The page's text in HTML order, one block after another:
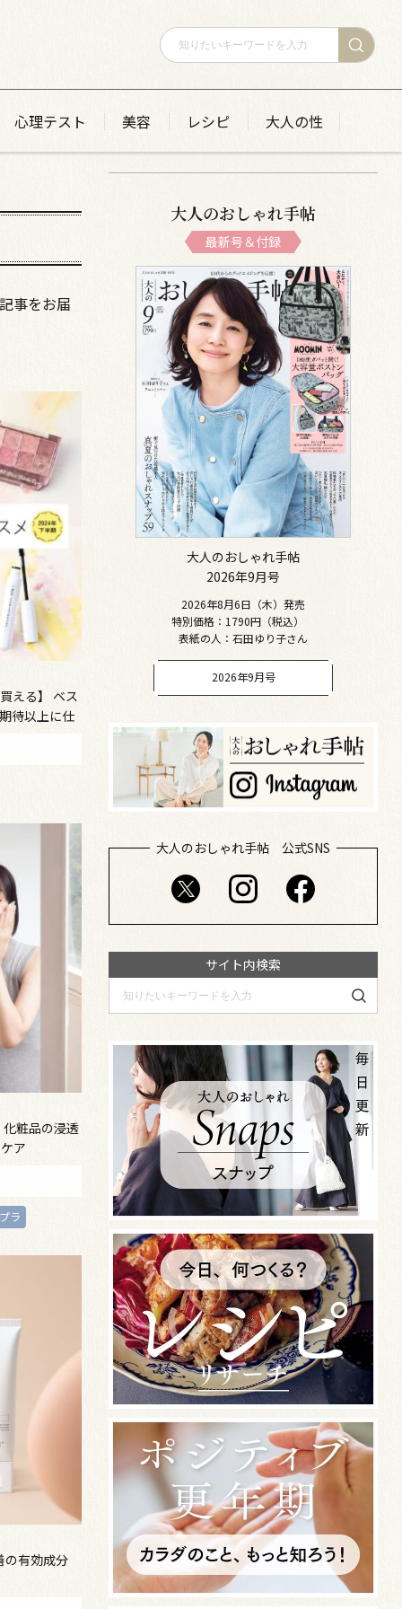
心理テスト 美容 レシピ 大人の性
事をお届
える】 ベス
待以上に仕
粧品の浸透
ア
ラ
の有効成分
大人のおしゃれ手帖
最新号＆付録
大人のおしゃれ手帖
2026年9月号
2026年8月6日（木）発売
特別価格：1790円（税込）
表紙の人：石田ゆり子さん
2026年9月号
大人のおしゃれ手帖 公式SNS
サイト内検索